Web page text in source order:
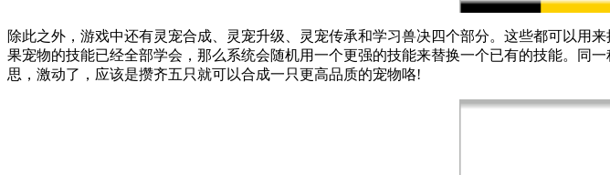
除此之外，游戏中还有灵宠合成、灵宠升级、灵宠传承和学习兽决四个部分。这些都可以用
果宠物的技能已经全部学会，那么系统会随机用一个更强的技能来替换一个已有的技能。同
思，激动了，应该是攒齐五只就可以合成一只更高品质的宠物咯!